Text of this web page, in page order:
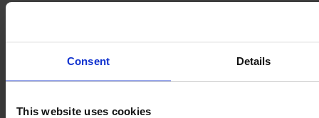
Consent Details
This website uses cookies